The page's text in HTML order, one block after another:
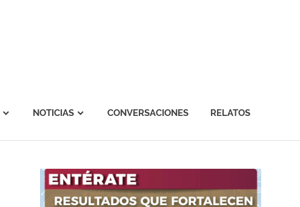
NOTICIAS CONVERSACIONES RELATOS